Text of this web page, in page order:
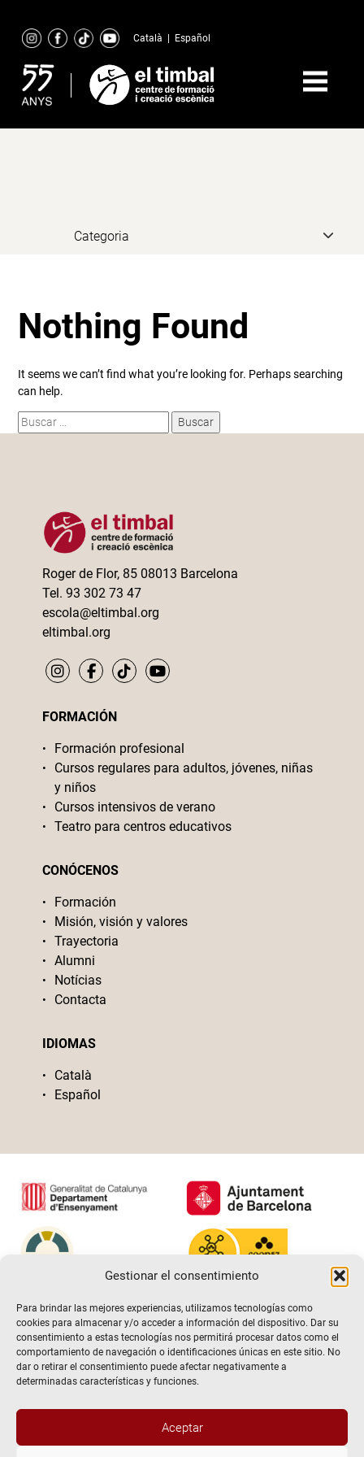
Gestionar el consentimiento
Para brindar las mejores experiencias, utilizamos tecnologías como
cookies para almacenar y/o acceder a información del dispositivo. Dar su
consentimiento a estas tecnologías nos permitirá procesar datos como el
comportamiento de navegación o identificaciones únicas en este sitio. No
dar o retirar el consentimiento puede afectar negativamente a
determinadas características y funciones.
Aceptar
content
Català Español
Nothing Found
It seems we can’t find what you’re looking for. Perhaps searching
can help.
Buscar:
Roger de Flor, 85 08013 Barcelona
Tel. 93 302 73 47
escola@eltimbal.org
eltimbal.org
FORMACIÓN
Formación profesional
Cursos regulares para adultos, jóvenes, niñas
y niños
Cursos intensivos de verano
Teatro para centros educativos
CONÓCENOS
Formación
Misión, visión y valores
Trayectoria
Alumni
Notícias
Contacta
IDIOMAS
Català
Español